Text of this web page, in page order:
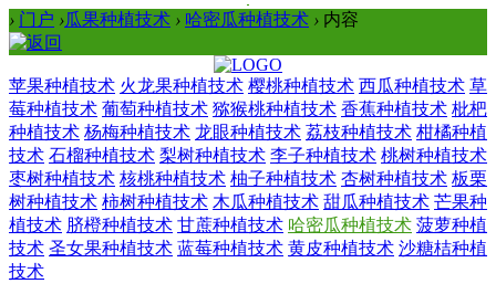
› 门户 ›瓜果种植技术 › 哈密瓜种植技术 › 内容
苹果种植技术 火龙果种植技术 樱桃种植技术 西瓜种植技术 草
莓种植技术 葡萄种植技术 猕猴桃种植技术 香蕉种植技术 枇杷
种植技术 杨梅种植技术 龙眼种植技术 荔枝种植技术 柑橘种植
技术 石榴种植技术 梨树种植技术 李子种植技术 桃树种植技术
枣树种植技术 核桃种植技术 柚子种植技术 杏树种植技术 板栗
树种植技术 柿树种植技术 木瓜种植技术 甜瓜种植技术 芒果种
植技术 脐橙种植技术 甘蔗种植技术 哈密瓜种植技术 菠萝种植
技术 圣女果种植技术 蓝莓种植技术 黄皮种植技术 沙糖桔种植
技术